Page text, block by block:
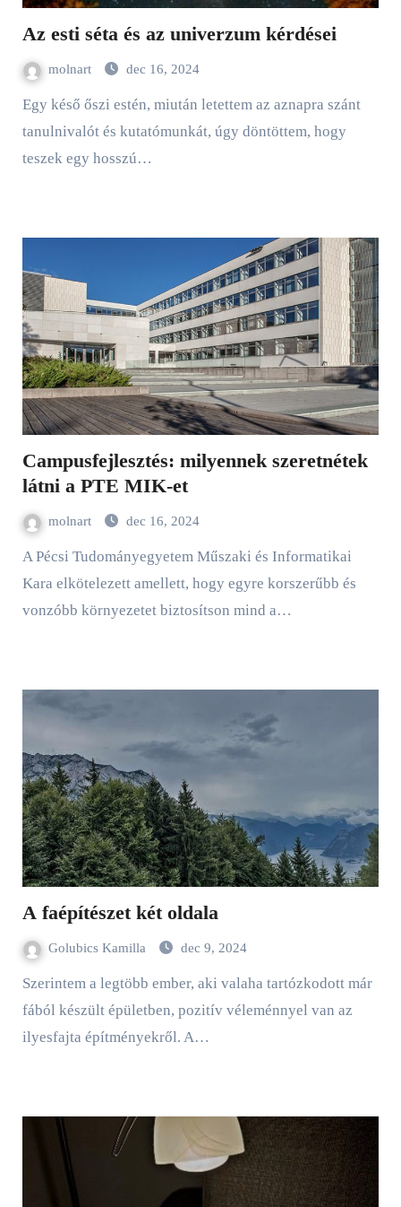
Az esti séta és az univerzum kérdései
molnart dec 16, 2024
Egy késő őszi estén, miután letettem az aznapra szánt
tanulnivalót és kutatómunkát, úgy döntöttem, hogy
teszek egy hosszú…
Campusfejlesztés: milyennek szeretnétek
látni a PTE MIK-et
molnart dec 16, 2024
A Pécsi Tudományegyetem Műszaki és Informatikai
Kara elkötelezett amellett, hogy egyre korszerűbb és
vonzóbb környezetet biztosítson mind a…
A faépítészet két oldala
Golubics Kamilla dec 9, 2024
Szerintem a legtöbb ember, aki valaha tartózkodott már
fából készült épületben, pozitív véleménnyel van az
ilyesfajta építményekről. A…